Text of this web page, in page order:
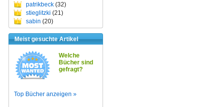
patrikbeck (32)
stieglitzki (21)
sabin (20)
Meist gesuchte Artikel
Welche
Bücher sind
gefragt?
Top Bücher anzeigen »